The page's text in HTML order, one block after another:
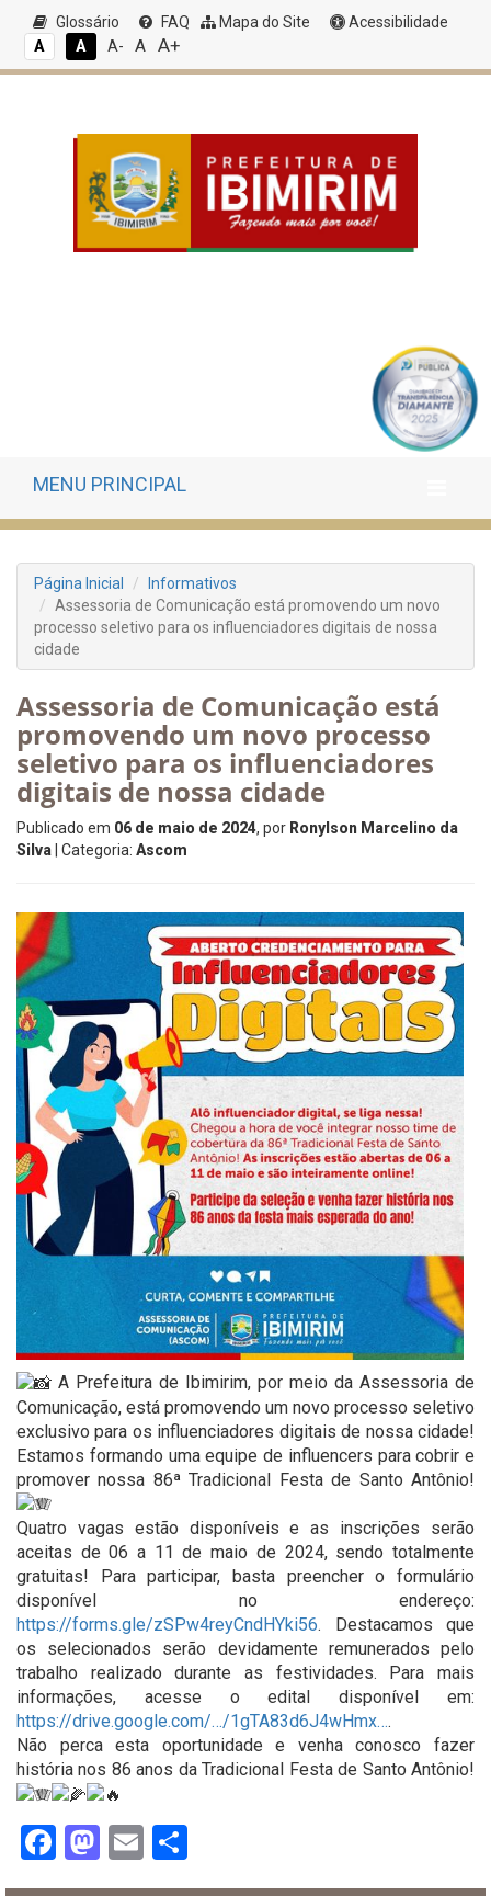
Glossário FAQ Mapa do Site
Acessibilidade
A
A A- A A+
MENU PRINCIPAL
Página Inicial
Informativos
Assessoria de Comunicação está promovendo um novo
processo seletivo para os influenciadores digitais de nossa
cidade
Assessoria de Comunicação está
promovendo um novo processo
seletivo para os influenciadores
digitais de nossa cidade
Publicado em 06 de maio de 2024, por Ronylson Marcelino da
Silva | Categoria: Ascom
A Prefeitura de Ibimirim, por meio da Assessoria de
Comunicação, está promovendo um novo processo seletivo
exclusivo para os influenciadores digitais de nossa cidade!
Estamos formando uma equipe de influencers para cobrir e
promover nossa 86ª Tradicional Festa de Santo Antônio!
Quatro vagas estão disponíveis e as inscrições serão
aceitas de 06 a 11 de maio de 2024, sendo totalmente
gratuitas! Para participar, basta preencher o formulário
disponível no endereço:
https://forms.gle/zSPw4reyCndHYki56. Destacamos que
os selecionados serão devidamente remunerados pelo
trabalho realizado durante as festividades. Para mais
informações, acesse o edital disponível em:
https://drive.google.com/…/1gTA83d6J4wHmx….
Não perca esta oportunidade e venha conosco fazer
história nos 86 anos da Tradicional Festa de Santo Antônio!
Facebook
Mastodon
Email